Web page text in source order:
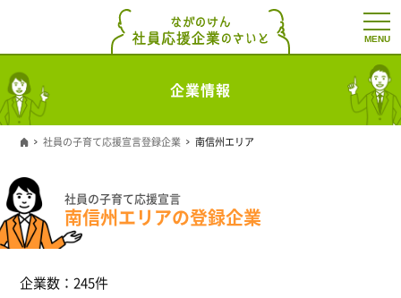
t
o
g
g
l
e
n
a
企業情報
社員の子育て応援宣言登録企業 南信州エリア
社員の子育て応援宣言
南信州エリアの登録企業
企業数：245件